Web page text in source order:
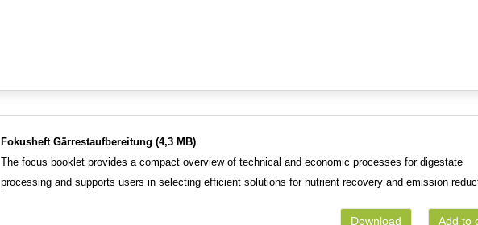
Fokusheft Gärrestaufbereitung (4,3 MB)
The focus booklet provides a compact overview of technical and economic processes for digestate
processing and supports users in selecting efficient solutions for nutrient recovery and emission
Add to
Download